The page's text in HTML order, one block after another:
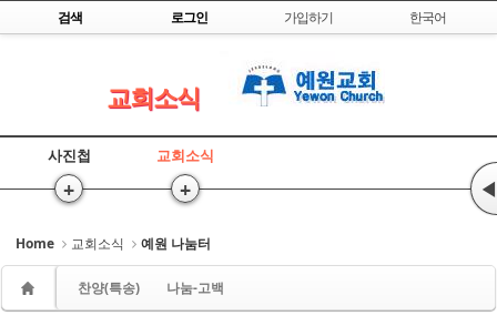
Skip to content
검색 로그인 가입하기 한국어
교회소식
사진첩
+
교회소식
+ ◀
Home 교회소식 예원 나눔터
찬양(특송) 나눔-고백
Sketchbook5, 스케치북5
Sketchbook5, 스케치북5